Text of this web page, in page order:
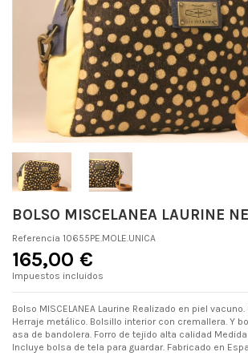
BOLSO MISCELANEA LAURINE
Referencia 10655PE.MOLE.UNICA
165,00 €
Impuestos incluidos
Bolso MISCELANEA Laurine Realizado en piel
Herraje metálico. Bolsillo interior con cremallera. Y
asa de bandolera. Forro de tejido alta calidad
Incluye bolsa de tela para guardar. Fabricado en